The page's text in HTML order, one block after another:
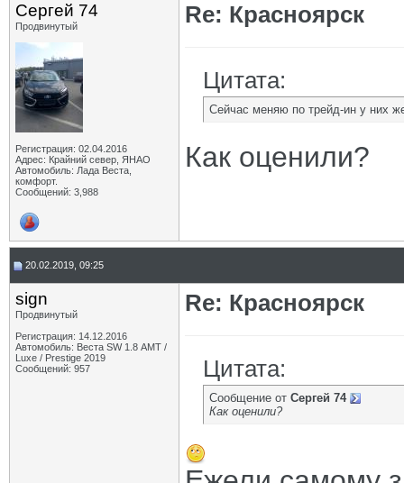
Сергей 74
Продвинутый
Регистрация: 02.04.2016
Адрес: Крайний север, ЯНАО
Автомобиль: Лада Веста,
комфорт.
Сообщений: 3,988
Re: Красноярск
Цитата:
Сейчас меняю по трейд-ин у них
Как оценили?
20.02.2019, 09:25
sign
Продвинутый
Регистрация: 14.12.2016
Автомобиль: Веста SW 1.8 АМТ /
Luxe / Prestige 2019
Сообщений: 957
Re: Красноярск
Цитата:
Сообщение от Сергей 74
Как оценили?